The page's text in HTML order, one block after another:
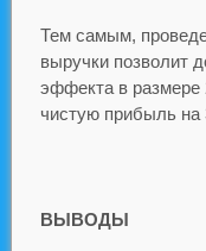
Тем самым,
выручки позволит
эффекта в размере
чистую прибыль на
ВЫВОДЫ